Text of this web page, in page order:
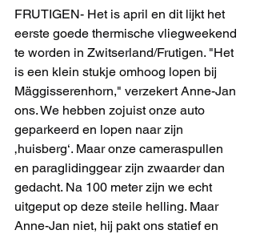
FRUTIGEN- Het is april en dit lijkt het
eerste goede thermische vliegweekend
te worden in Zwitserland/Frutigen. "Het
is een klein stukje omhoog lopen bij
Mäggisserenhorn," verzekert Anne-Jan
ons. We hebben zojuist onze auto
geparkeerd en lopen naar zijn
‚huisberg‘. Maar onze cameraspullen
en paraglidinggear zijn zwaarder dan
gedacht. Na 100 meter zijn we echt
uitgeput op deze steile helling. Maar
Anne-Jan niet, hij pakt ons statief en